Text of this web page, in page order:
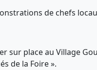
de chefs
sur place au Village
de la Foire ».